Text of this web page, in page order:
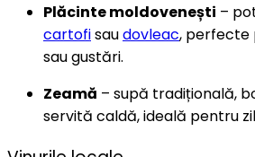
Plăcinte moldovenești –
cartofisaudovleac, perfecte
sau gustări.
Zeamă – supă tradițională,
servită caldă, ideală pentru